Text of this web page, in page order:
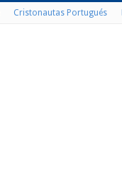
Cristonautas Portugués